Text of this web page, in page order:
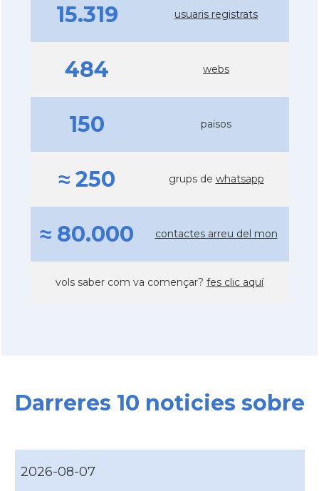
15.319 usuaris registrats
484 webs
150 països
≈ 250 grups de whatsapp
≈ 80.000 contactes arreu del mon
vols saber com va començar? fes clic aquí
Darreres 10 noticies sobre
2026-08-07